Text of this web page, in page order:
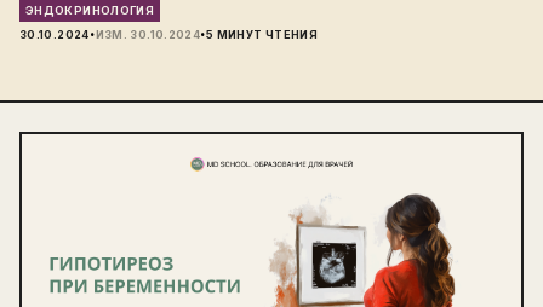
ЭНДОКРИНОЛОГИЯ
30.10.2024·ИЗМ. 30.10.2024·5 МИНУТ ЧТЕНИЯ